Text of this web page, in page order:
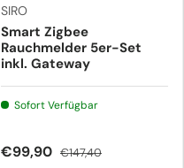
SIRO
Smart Zigbee
Rauchmelder 5er-Set
inkl. Gateway
Sofort Verfügbar
€99,90 €147,40